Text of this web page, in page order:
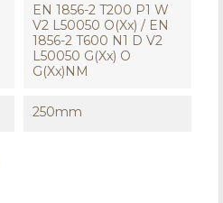
EN 1856-2 T200 P1 W
V2 L50050 O(xx) / EN
1856-2 T600 N1 D V2
L50050 G(xx) O
G(xx)NM
250mm